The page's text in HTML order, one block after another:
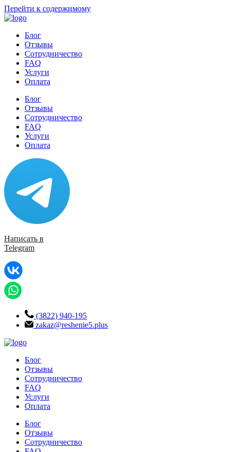
Перейти к содержимому
Блог
Отзывы
Сотрудничество
FAQ
Услуги
Оплата
Блог
Отзывы
Сотрудничество
FAQ
Услуги
Оплата
Написать в
Telegram
(3822) 940-195
zakaz@reshenie5.plus
Блог
Отзывы
Сотрудничество
FAQ
Услуги
Оплата
Блог
Отзывы
Сотрудничество